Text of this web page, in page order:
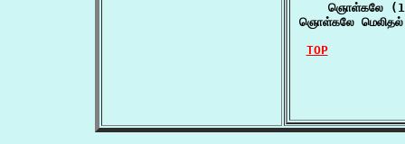
ஞொள்கலே
ஞொள்கலே
TOP